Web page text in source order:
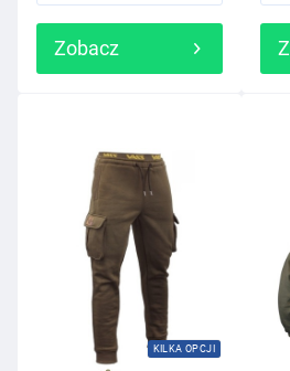
Zobacz
KILKA OPCJI